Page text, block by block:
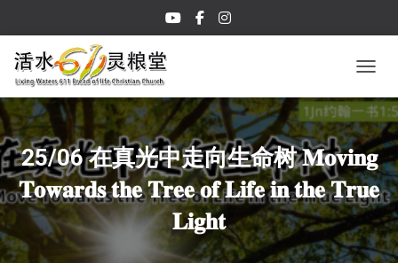
25/06 在真光中走向生命树 𝐌𝐨𝐯𝐢𝐧𝐠
𝐓𝐨𝐰𝐚𝐫𝐝𝐬 𝐭𝐡𝐞 𝐓𝐫𝐞𝐞 𝐨𝐟 𝐋𝐢𝐟𝐞 𝐢𝐧 𝐭𝐡𝐞 𝐓𝐫𝐮𝐞
𝐋𝐢𝐠𝐡𝐭